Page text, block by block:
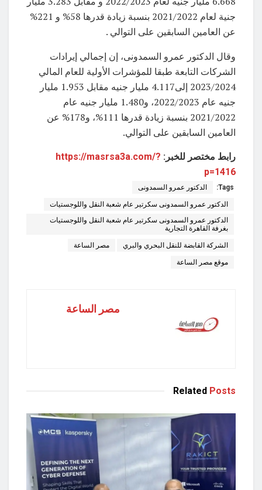
جنية لعام 2021/2022 بنسبة زيادة قدرها 58% و 221%
عن العامين السابقين على التوالي .
وقال الدكتور عمرو السمدونى، إن إجمالي إيرادات
الشركات التابعة طبقا للمؤشرات الأولية للعام المالي
2023/2024 إلى4.117 مليار جنيه مقابل 1.953 مليار
جنيه عام 2022/2023، و1.480 مليار جنيه عام
2021/2022 بنسبة زيادة قدرها 111%، و178% عن
العامين السابقين على التوالي.
رابط مختصر للخبر: https://masrsa3a.com/?
p=1416
Tags: الدكتور عمرو السمدونى
الدكتور عمرو السمدونى سكرتير عام شعبة النقل واللوجستيات
الدكتور عمرو السمدونى سكرتير عام شعبة النقل واللوجستيات
بغرفة القاهرة التجارية
الشركة القابضة للنقل البحري والبري مصر الساعة
موقع مصر الساعة
مصر الساعة
Related Posts